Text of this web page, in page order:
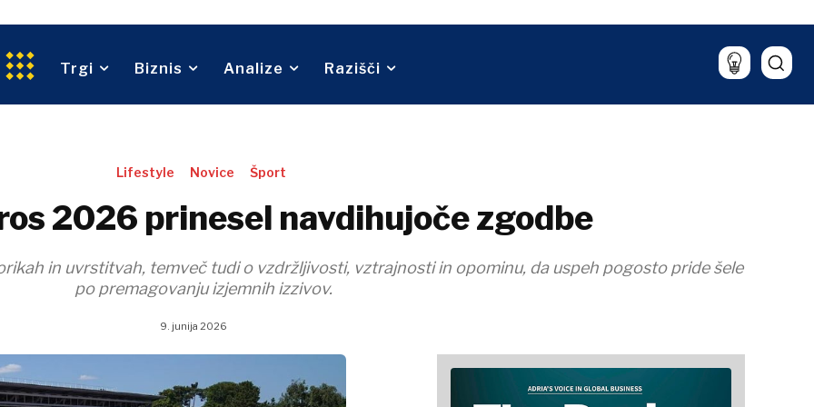
Transport
Kultura
Okolje
Oglaševanje
Trgovina
Trgi Biznis Analize Razišči
Lifestyle Novice Šport
2026 prinesel navdihujoče zgodbe
in uvrstitvah, temveč tudi o vzdržljivosti, vztrajnosti in opominu, da uspeh pogosto pride šele
po premagovanju izjemnih izzivov.
9. junija 2026